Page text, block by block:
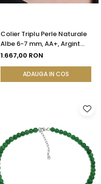
Colier Triplu Perle Naturale
Albe 6-7 mm, AA+, Argint
925 | KASKADDA®
1.667,00 RON
ADAUGA IN COS